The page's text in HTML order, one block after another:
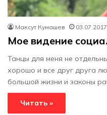
Максут Кумашев 03.07.2017
Мое видение
Танцы для меня не
хорошо и все друг друга
большой жизни и законы
Читать »